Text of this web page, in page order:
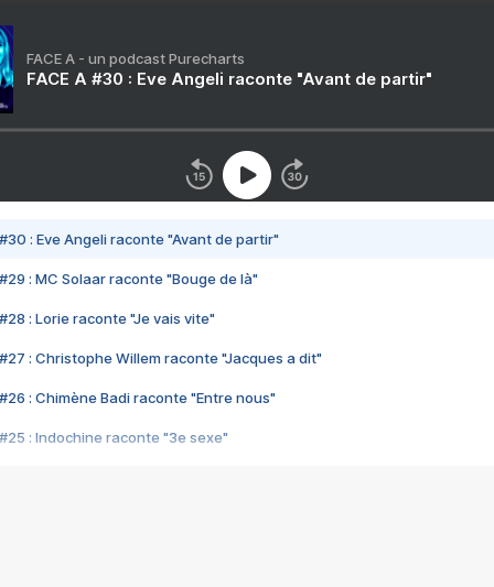
FACE A - un podcast Purecharts
FACE A #30 : Eve Angeli raconte "Avant de partir"
#30 : Eve Angeli raconte "Avant de partir"
#29 : MC Solaar raconte "Bouge de là"
#28 : Lorie raconte "Je vais vite"
#27 : Christophe Willem raconte "Jacques a dit"
#26 : Chimène Badi raconte "Entre nous"
#25 : Indochine raconte "3e sexe"